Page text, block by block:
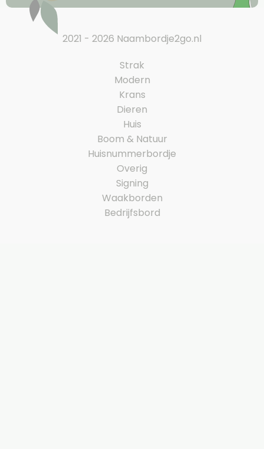
2021 - 2026 Naambordje2go.nl
Strak
Modern
Krans
Dieren
Huis
Boom & Natuur
Huisnummerbordje
Overig
Signing
Waakborden
Bedrijfsbord